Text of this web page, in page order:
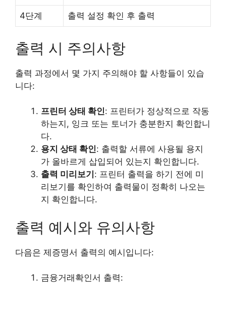
4단계 출력 설정 확인 후 출력
출력 시 주의사항
출력 과정에서 몇 가지 주의해야 할 사항들이 있습
니다:
프린터 상태 확인: 프린터가 정상적으로 작동
하는지, 잉크 또는 토너가 충분한지 확인합니
다.
용지 상태 확인: 출력할 서류에 사용될 용지
가 올바르게 삽입되어 있는지 확인합니다.
출력 미리보기 : 프린터 출력을 하기 전에 미
리보기를 확인하여 출력물이 정확히 나오는
지 확인합니다.
출력 예시와 유의사항
다음은 제증명서 출력의 예시입니다:
금융거래확인서 출력: